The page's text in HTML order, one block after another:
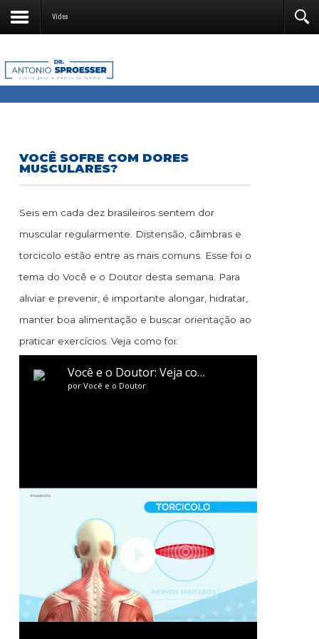
Vídeo
VOCÊ SOFRE COM DORES
MUSCULARES?
Seis em cada dez brasileiros sentem dor
muscular regularmente. Distensão, câimbras e
torcicolo estão entre as mais comuns. Esse foi o
tema do Você e o Doutor desta semana. Para
aliviar e prevenir, é importante alongar, hidratar,
manter boa alimentação e buscar orientação ao
praticar exercícios. Veja como foi: